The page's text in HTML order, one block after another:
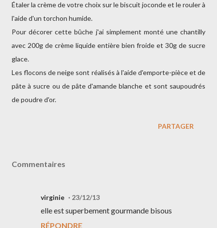
Étaler la crème de votre choix sur le biscuit joconde et le rouler à
l'aide d'un torchon humide.
Pour décorer cette bûche j'ai simplement monté une chantilly
avec 200g de crème liquide entière bien froide et 30g de sucre
glace.
Les flocons de neige sont réalisés à l'aide d'emporte-pièce et de
pâte à sucre ou de pâte d'amande blanche et sont saupoudrés
de poudre d'or.
PARTAGER
Commentaires
virginie 23/12/13
elle est superbement gourmande bisous
RÉPONDRE